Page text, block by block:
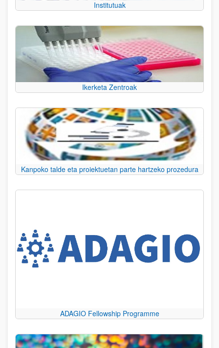
Institutuak
Ikerketa Zentroak
Kanpoko talde eta proiektuetan parte hartzeko prozedura
ADAGIO Fellowship Programme